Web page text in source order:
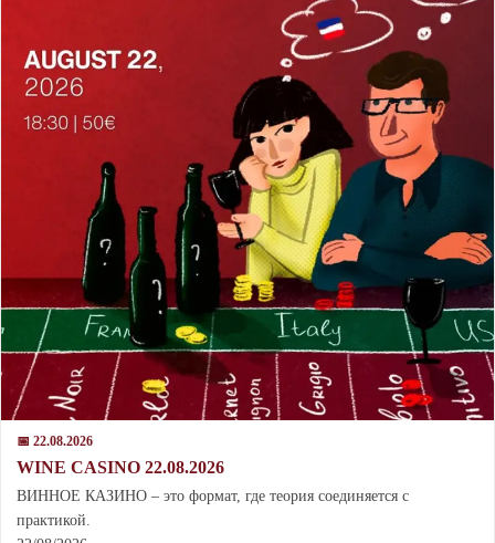
📅 22.08.2026
WINE CASINO 22.08.2026
ВИННОЕ КАЗИНО – это формат, где теория соединяется с
практикой.